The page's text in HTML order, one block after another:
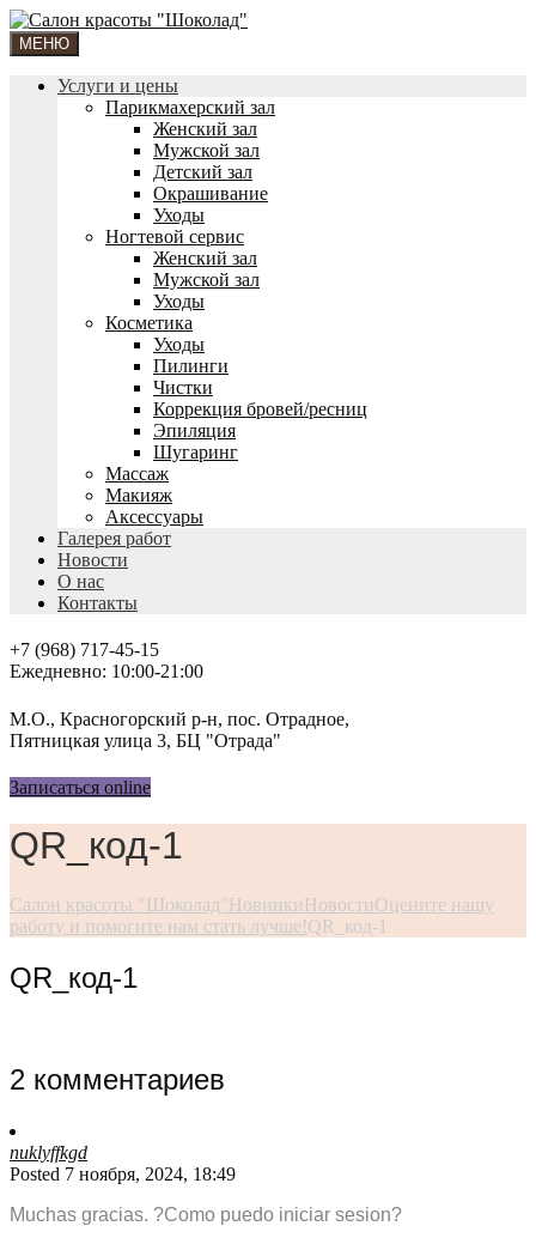
МЕНЮ
Услуги и цены
Парикмахерский зал
Женский зал
Мужской зал
Детский зал
Окрашивание
Уходы
Ногтевой сервис
Женский зал
Мужской зал
Уходы
Косметика
Уходы
Пилинги
Чистки
Коррекция бровей/ресниц
Эпиляция
Шугаринг
Массаж
Макияж
Аксессуары
Галерея работ
Новости
О нас
Контакты
+7 (968) 717-45-15
Ежедневно: 10:00-21:00
М.О., Красногорский р-н, пос. Отрадное,
Пятницкая улица 3, БЦ "Отрада"
Записаться online
QR_код-1
Салон красоты "Шоколад"НовинкиНовостиОцените нашу
работу и помогите нам стать лучше!QR_код-1
QR_код-1
2 комментариев
nuklyffkgd
Posted 7 ноября, 2024, 18:49
Muchas gracias. ?Como puedo iniciar sesion?